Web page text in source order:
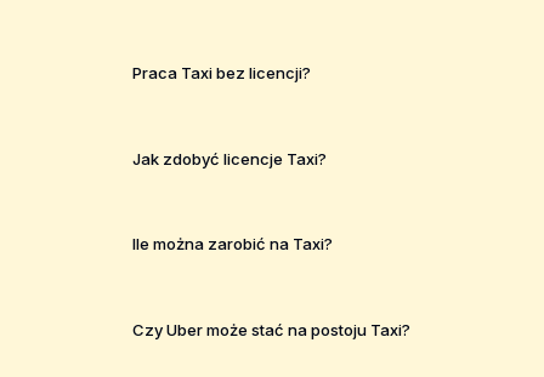
Praca Taxi bez licencji?
Jak zdobyć licencje Taxi?
Ile można zarobić na Taxi?
Czy Uber może stać na postoju Taxi?